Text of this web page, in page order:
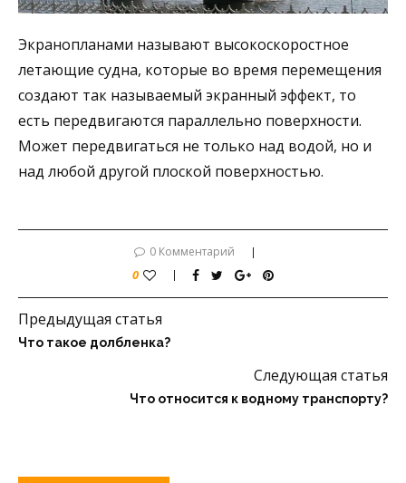
Экранопланами называют высокоскоростное
летающие судна, которые во время перемещения
создают так называемый экранный эффект, то
есть передвигаются параллельно поверхности.
Может передвигаться не только над водой, но и
над любой другой плоской поверхностью.
0 Комментарий
0
Предыдущая статья
Что такое долбленка?
Следующая статья
Что относится к водному транспорту?